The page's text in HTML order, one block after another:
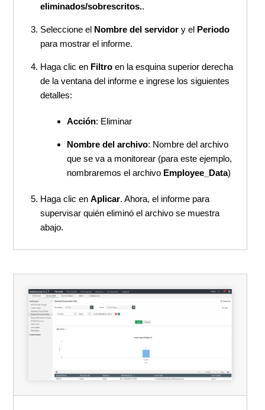
eliminados/sobrescritos..
Seleccione el Nombre del servidor y el Periodo
para mostrar el informe.
Haga clic en Filtroen la esquina superior derecha
de la ventana del informe e ingrese los siguientes
detalles:
Acción: Eliminar
Nombre del archivo: Nombre del archivo
que se va a monitorear (para este ejemplo,
nombraremos el archivo Employee_Data)
Haga clic en Aplicar. Ahora, el informe para
supervisar quién eliminó el archivo se muestra
abajo.